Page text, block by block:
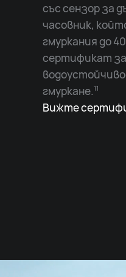
със сензор за
часовник,
гмуркания до
сертификат за
гмуркане.11
Вижте